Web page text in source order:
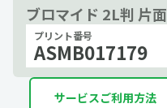
ブロマイド 2L判 片面
プリント番号
ASMB017179
サービスご利用方法